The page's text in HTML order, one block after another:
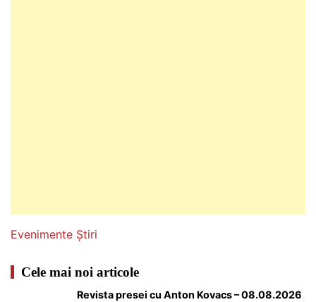
Evenimente Știri
Cele mai noi articole
Revista presei cu Anton Kovacs – 08.08.2026